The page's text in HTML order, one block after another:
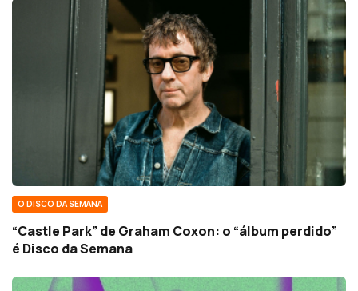
O DISCO DA SEMANA
“Castle Park” de Graham Coxon: o “álbum perdido”
é Disco da Semana